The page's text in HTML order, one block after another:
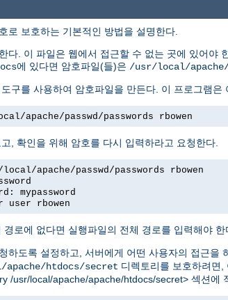
로 보호하는 기본적인 방법을 설명한다.
다. 이 파일은 웹에서 접근할 수 없는 곳에 있어야
에 있다면 암호파일(들)은 /usr/local/apache/
도구를 사용하여 암호파일을 만든다. 이 프로그램은
apache/passwd/passwords rbowen
, 확인을 위해 암호를 다시 입력하라고 요청한다.
apache/passwd/passwords rbowen
mypassword
user rbowen
경로에 없다면 실행파일의 전체 경로를 입력해야
하도록 설정하고, 서버에게 어떤 사용자의 접근을
htdocs/secret 디렉토리를 보호하려면,
/usr/local/apache/apache/htdocs/secret> 섹션에